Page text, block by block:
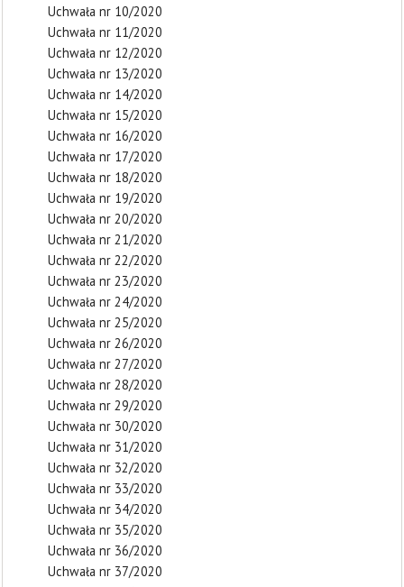
Uchwała nr 10/2020
Uchwała nr 11/2020
Uchwała nr 12/2020
Uchwała nr 13/2020
Uchwała nr 14/2020
Uchwała nr 15/2020
Uchwała nr 16/2020
Uchwała nr 17/2020
Uchwała nr 18/2020
Uchwała nr 19/2020
Uchwała nr 20/2020
Uchwała nr 21/2020
Uchwała nr 22/2020
Uchwała nr 23/2020
Uchwała nr 24/2020
Uchwała nr 25/2020
Uchwała nr 26/2020
Uchwała nr 27/2020
Uchwała nr 28/2020
Uchwała nr 29/2020
Uchwała nr 30/2020
Uchwała nr 31/2020
Uchwała nr 32/2020
Uchwała nr 33/2020
Uchwała nr 34/2020
Uchwała nr 35/2020
Uchwała nr 36/2020
Uchwała nr 37/2020